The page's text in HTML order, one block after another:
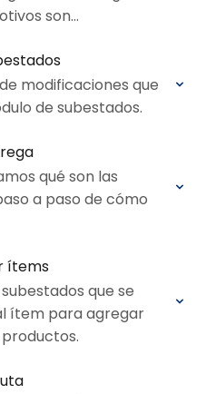
son
modificaciones que
de subestados.
qué son las
a paso de cómo
ítems
que se
ítem para agregar